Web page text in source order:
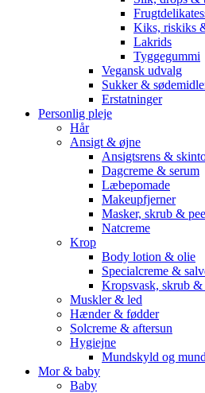
Kiks, riskiks
Lakrids
Tyggegummi
Vegansk udvalg
Sukker &
Erstatninger
Personlig pleje
Hår
Ansigt & øjne
Ansigtsrens &
Dagcreme & serum
Læbepomade
Makeupfjerner
Masker, skrub &
Natcreme
Krop
Body lotion & olie
Specialcreme &
Kropsvask, skrub &
Muskler & led
Hænder & fødder
Solcreme & aftersun
Hygiejne
Mundskyld og
Mor & baby
Baby